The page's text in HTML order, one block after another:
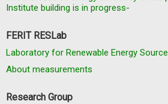
Institute building is in progress-
FERIT RESLab
Laboratory for Renewable Energy
About measurements
Research Group